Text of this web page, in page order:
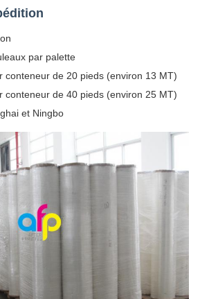
par palette
conteneur de 20 pieds (environ 13 MT)
conteneur de 40 pieds (environ 25 MT)
et Ningbo